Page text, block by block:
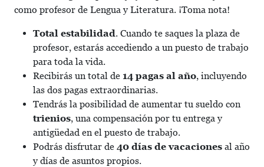
como profesor de Lengua y Literatura. ¡Toma nota!
Total estabilidad. Cuando te saques la plaza de
profesor, estarás accediendo a un puesto de trabajo
para toda la vida.
Recibirás un total de 14 pagas al año, incluyendo
las dos pagas extraordinarias.
Tendrás la posibilidad de aumentar tu sueldo con
trienios, una compensación por tu entrega y
antigüedad en el puesto de trabajo.
Podrás disfrutar de 40 días de vacaciones al año
y días de asuntos propios.